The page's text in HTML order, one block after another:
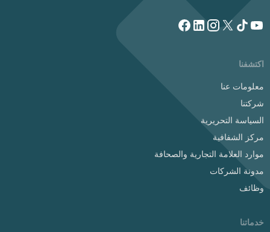
اكتشفنا
معلومات عنا
شركتنا
السياسة التحريرية
مركز الشفافية
موارد العلامة التجارية والصحافة
مدونة الشركات
وظائف
خدماتنا